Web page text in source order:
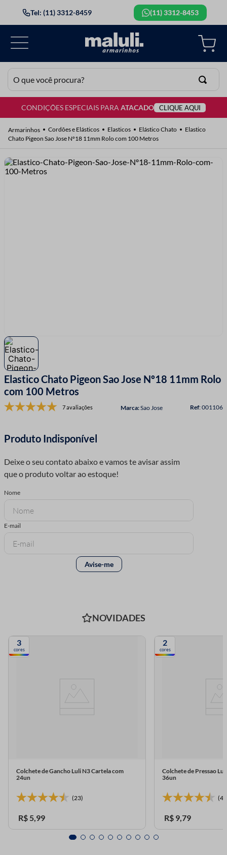
Tel: (11) 3312-8459 (11) 3312-8453
O que você procura?
CONDIÇÕES ESPECIAIS PARAATACADO CLIQUE AQUI
Cordões e Elásticos Elasticos Elástico Chato
Elastico
Chato Pigeon Sao Jose Nº18 11mm Rolo com 100 Metros
Elastico Chato Pigeon Sao Jose Nº18 11mm Rolo
com 100 Metros
7 avaliações Sao Jose :001106
NOVIDADES
3
cores
Colchete de Gancho Luli N3 Cartela com
24un
(23)
R$ 5,99
2
cores
Colchete de Pressao
36un
(4)
R$ 9,79
TERMOS MAIS BUSCADOS
2º
barbante
3º
botão